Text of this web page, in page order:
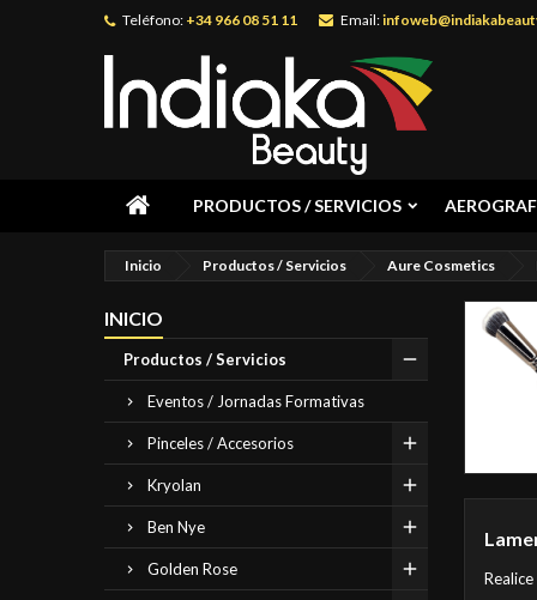
Teléfono: +34 966 08 51 11 Email:
PRODUCTOS / SERVICIOS
Inicio Productos / Servicios Aure Cosmetics
INICIO
Productos / Servicios
Eventos / Jornadas Formativas
Pinceles / Accesorios
Kryolan
Ben Nye
Golden Rose